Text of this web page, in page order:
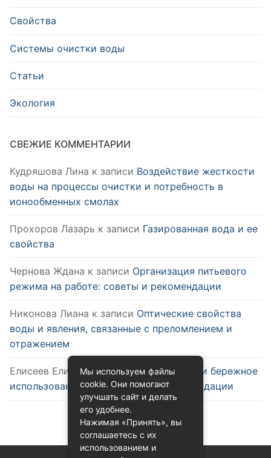
Свойства
Системы очистки воды
Статьи
Экология
СВЕЖИЕ КОММЕНТАРИИ
Кудряшова Лина к записи Воздействие жесткости
воды на процессы очистки и потребность в
ионообменных смолах
Прохоров Лазарь к записи Газированная вода и ее
свойства
Чернова Ждана к записи Организация питьевого
режима на работе: советы и рекомендации
Никонова Лиана к записи Оптические свойства
воды и явления, связанные с преломлением и
отражением
Елисеев Елизарк записиЭффективное и бережное
использование воды: советы и рекомендации
Мы используем файлы
cookie. Они помогают
улучшать сайт и делать
его удобнее.
Нажимая «Принять», вы
соглашаетесь с их
использованием и